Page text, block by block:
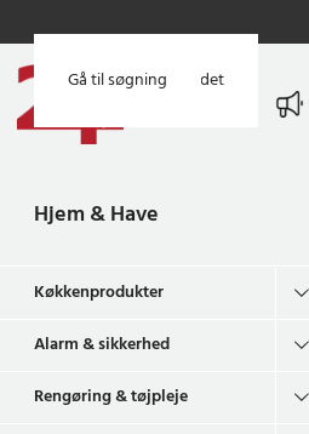
Gå til hovedindholdet
Gå til søgning
Hjem & Have
Køkkenprodukter
Alarm & sikkerhed
Rengøring & tøjpleje